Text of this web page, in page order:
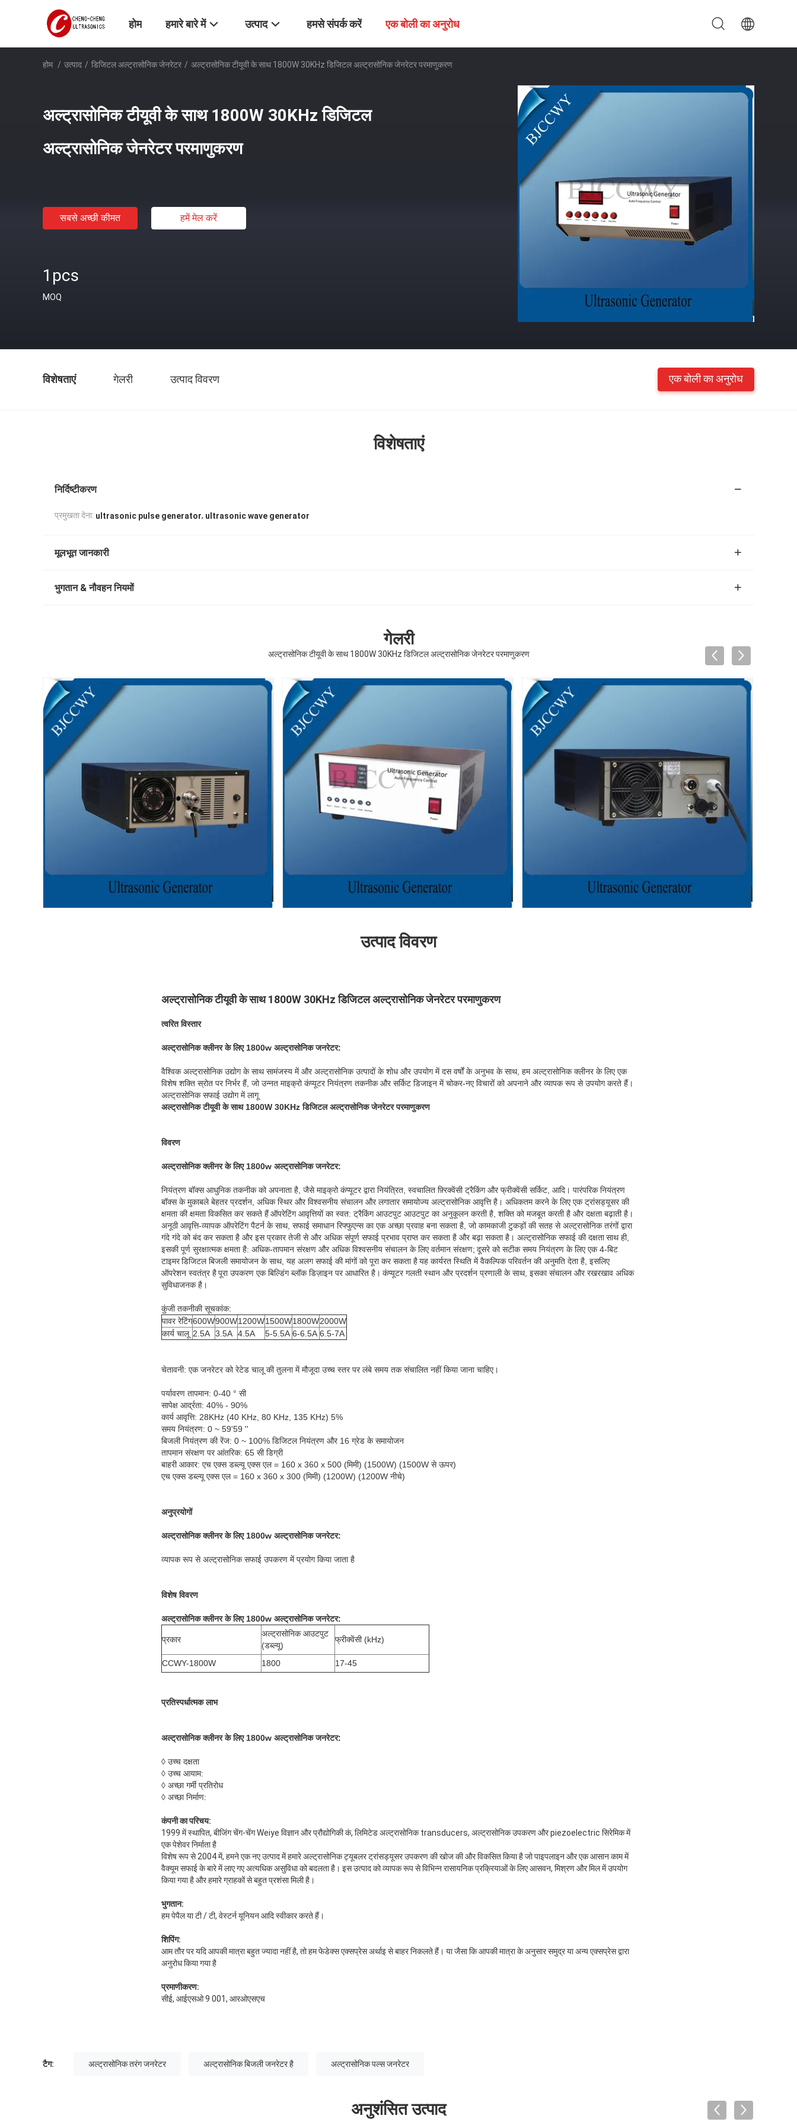
होम हमारे बारे में उत्पाद हमसे संपर्क करें एक बोली का अनुरोध
होम / उत्पाद / डिजिटल अल्ट्रासोनिक जेनरेटर / अल्ट्रासोनिक टीयूवी के साथ 1800W 30KHz डिजिटल अल्ट्रासोनिक जेनरेटर परमाणुकरण
अल्ट्रासोनिक टीयूवी के साथ 1800W 30KHz डिजिटल
अल्ट्रासोनिक जेनरेटर परमाणुकरण
सबसे अच्छी कीमत हमें मेल करें
1pcs
MOQ
विशेषताएं गेलरी उत्पाद विवरण एक बोली का अनुरोध
विशेषताएं
निर्दिष्टीकरण
प्रमुखता देना: ultrasonic pulse generator, ultrasonic wave generator
मूलभूत जानकारी
भुगतान & नौवहन नियमों
गेलरी
अल्ट्रासोनिक टीयूवी के साथ 1800W 30KHz डिजिटल अल्ट्रासोनिक जेनरेटर परमाणुकरण
उत्पाद विवरण
अल्ट्रासोनिक टीयूवी के साथ 1800W 30KHz डिजिटल अल्ट्रासोनिक जेनरेटर परमाणुकरण
त्वरित विस्तार
अल्ट्रासोनिक क्लीनर के लिए 1800w अल्ट्रासोनिक जनरेटर:
वैश्विक अल्ट्रासोनिक उद्योग के साथ सामंजस्य में और अल्ट्रासोनिक उत्पादों के शोध और उपयोग में दस वर्षों के अनुभव के साथ, हम अल्ट्रासोनिक क्लीनर के लिए एक
विशेष शक्ति स्रोत पर निर्भर हैं, जो उन्नत माइक्रो कंप्यूटर नियंत्रण तकनीक और सर्किट डिजाइन में चोकर-नए विचारों को अपनाने और व्यापक रूप से उपयोग करते हैं।
अल्ट्रासोनिक सफाई उद्योग में लागू
अल्ट्रासोनिक टीयूवी के साथ 1800W 30KHz डिजिटल अल्ट्रासोनिक जेनरेटर परमाणुकरण
विवरण
अल्ट्रासोनिक क्लीनर के लिए 1800w अल्ट्रासोनिक जनरेटर:
नियंत्रण बॉक्स आधुनिक तकनीक को अपनाता है, जैसे माइक्रो कंप्यूटर द्वारा नियंत्रित, स्वचालित फ़्रिक्वेंसी ट्रैकिंग और फ्रीक्वेंसी सर्किट, आदि। पारंपरिक नियंत्रण
बॉक्स के मुकाबले बेहतर प्रदर्शन, अधिक स्थिर और विश्वसनीय संचालन और लगातार समायोज्य अल्ट्रासोनिक आवृत्ति है। अधिकतम करने के लिए एक ट्रांसड्यूसर की
क्षमता की क्षमता विकसित कर सकते हैंऑपरेटिंग आवृत्तियों का स्वत: ट्रैकिंग आउटपुट आउटपुट का अनुकूलन करती है, शक्ति को मजबूत करती है और दक्षता बढ़ाती है।
अनूठी आवृत्ति-व्यापक ऑपरेटिंग पैटर्न के साथ, सफाई समाधान रिफ्फुएन्स का एक अच्छा प्रवाह बना सकता है, जो कामकाजी टुकड़ों की सतह से अल्ट्रासोनिक तरंगों द्वारा
गंदे गंदे को बंद कर सकता है और इस प्रकार तेजी से और अधिक संपूर्ण सफाई प्रभाव प्राप्त कर सकता है और बढ़ा सकता है। अल्ट्रासोनिक सफाई की दक्षतासाथ ही,
इसकी पूर्ण सुरक्षात्मक क्षमता है: अधिक-तापमान संरक्षण और अधिक विश्वसनीय संचालन के लिए वर्तमान संरक्षण; दूसरे को सटीक समय नियंत्रण के लिए एक 4-बिट
टाइमरडिजिटल बिजली समायोजन के साथ, यह अलग सफाई की मांगों को पूरा कर सकता हैयह कार्यरत स्थिति में वैकल्पिक परिवर्तन की अनुमति देता है, इसलिए
ऑपरेशन स्वतंत्र हैपूरा उपकरण एक बिल्डिंग ब्लॉक डिज़ाइन पर आधारित है। कंप्यूटर गलती स्थान और प्रदर्शन प्रणाली के साथ, इसका संचालन और रखरखाव अधिक
सुविधाजनक है।
कुंजी तकनीकी सूचकांक:
पावर रेटिंग600W900W1200W1500W1800W2000W
कार्य चालू 2.5A 3.5A 4.5A 5-5.5A 6-6.5A 6.5-7A
चेतावनी: एक जनरेटर को रेटेड चालू की तुलना में मौजूदा उच्च स्तर पर लंबे समय तक संचालित नहीं किया जाना चाहिए।
पर्यावरण तापमान: 0-40 ° सी
सापेक्ष आर्द्रता: 40% - 90%
कार्य आवृत्ति: 28KHz (40 KHz, 80 KHz, 135 KHz) 5%
समय नियंत्रण: 0 ~ 59'59 ''
बिजली नियंत्रण की रेंज: 0 ~ 100% डिजिटल नियंत्रण और 16 ग्रेड के समायोजन
तापमान संरक्षण पर आंतरिक: 65 सी डिग्री
बाहरी आकार: एच एक्स डब्ल्यू एक्स एल = 160 x 360 x 500 (मिमी) (1500W) (1500W से ऊपर)
एच एक्स डब्ल्यू एक्स एल = 160 x 360 x 300 (मिमी) (1200W) (1200W नीचे)
अनुप्रयोगों
अल्ट्रासोनिक क्लीनर के लिए 1800w अल्ट्रासोनिक जनरेटर:
व्यापक रूप से अल्ट्रासोनिक सफाई उपकरण में प्रयोग किया जाता है
विशेष विवरण
अल्ट्रासोनिक क्लीनर के लिए 1800w अल्ट्रासोनिक जनरेटर:
प्रकार
अल्ट्रासोनिक आउटपुट
(डब्ल्यू)
फ्रीक्वेंसी (kHz)
CCWY-1800W 1800 17-45
प्रतिस्पर्धात्मक लाभ
अल्ट्रासोनिक क्लीनर के लिए 1800w अल्ट्रासोनिक जनरेटर:
◊ उच्च दक्षता
◊ उच्च आयाम:
◊ अच्छा गर्मी प्रतिरोध
◊ अच्छा निर्माण:
कंपनी का परिचय:
1999 में स्थापित, बीजिंग चेंग-चेंग Weiye विज्ञान और प्रौद्योगिकी कं, लिमिटेड अल्ट्रासोनिक transducers, अल्ट्रासोनिक उपकरण और piezoelectric सिरेमिक में
एक पेशेवर निर्माता है
विशेष रूप से 2004 में, हमने एक नए उत्पाद में हमारे अल्ट्रासोनिक ट्यूबलर ट्रांसड्यूसर उपकरण की खोज की और विकसित किया है जो पाइपलाइन और एक आसान काम में
वैक्यूम सफाई के बारे में लाए गए अत्यधिक असुविधा को बदलता है। इस उत्पाद को व्यापक रूप से विभिन्न रासायनिक प्रक्रियाओं के लिए आसवन, मिश्रण और मिल में उपयोग
किया गया है और हमारे ग्राहकों से बहुत प्रशंसा मिली है।
भुगतान:
हम पेपैल या टी / टी, वेस्टर्न यूनियन आदि स्वीकार करते हैं।
शिपिंग:
आम तौर पर यदि आपकी मात्रा बहुत ज्यादा नहीं है, तो हम फेडेक्स एक्सप्रेस अर्थाइ से बाहर निकलते हैं। या जैसा कि आपकी मात्रा के अनुसार समुद्र या अन्य एक्सप्रेस द्वारा
अनुरोध किया गया है
प्रमाणीकरण:
सीई, आईएसओ 9 001, आरओएसएच
टैग: अल्ट्रासोनिक तरंग जनरेटर अल्ट्रासोनिक बिजली जनरेटर है अल्ट्रासोनिक पल्स जनरेटर
अनुशंसित उत्पाद